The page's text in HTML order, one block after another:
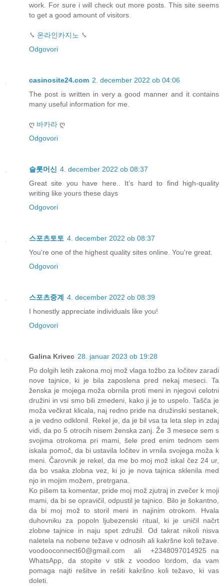
work. For sure i will check out more posts. This site seems
to get a good amount of visitors.
⤥ 온라인카지노 ⤥
Odgovori
casinosite24.com 2. december 2022 ob 04:06
The post is written in very a good manner and it contains
many useful information for me.
ღ 바카라 ღ
Odgovori
슬롯머신
4. december 2022 ob 08:37
Great site you have here.. It’s hard to find high-quality
writing like yours these days
Odgovori
스포츠토토 4. december 2022 ob 08:37
You're one of the highest quality sites online. You're great.
Odgovori
스포츠중계
4. december 2022 ob 08:39
I honestly appreciate individuals like you!
Odgovori
Galina Krivec 28. januar 2023 ob 19:28
Po dolgih letih zakona moj mož vlaga tožbo za ločitev zaradi
nove tajnice, ki je bila zaposlena pred nekaj meseci. Ta
ženska je mojega moža obrnila proti meni in njegovi celotni
družini in vsi smo bili zmedeni, kako ji je to uspelo. Tašča je
moža večkrat klicala, naj redno pride na družinski sestanek,
a je vedno odklonil. Rekel je, da je bil vsa ta leta slep in zdaj
vidi, da po 5 otrocih nisem ženska zanj. Že 3 mesece sem s
svojima otrokoma pri mami, šele pred enim tednom sem
iskala pomoč, da bi ustavila ločitev in vrnila svojega moža k
meni. Čarovnik je rekel, da me bo moj mož iskal čez 24 ur,
da bo vsaka zlobna vez, ki jo je nova tajnica sklenila med
njo in mojim možem, pretrgana.
Ko pišem ta komentar, pride moj mož zjutraj in zvečer k moji
mami, da bi se opravičil, odpustil je tajnico. Bilo je šokantno,
da bi moj mož to storil meni in najinim otrokom. Hvala
duhovniku za popoln ljubezenski ritual, ki je uničil načrt
zlobne tajnice in naju spet združil. Od takrat nikoli nisva
naletela na nobene težave v odnosih ali kakršne koli težave.
voodooconnect60@gmail.com ali +2348097014925 na
WhatsApp, da stopite v stik z voodoo lordom, da vam
pomaga najti rešitve in rešiti kakršno koli težavo, ki vas
doleti.